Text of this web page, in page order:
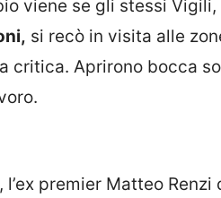
viene se gli stessi
si recò in visita alle
critica. Aprirono bocca
premier Matteo Renzi